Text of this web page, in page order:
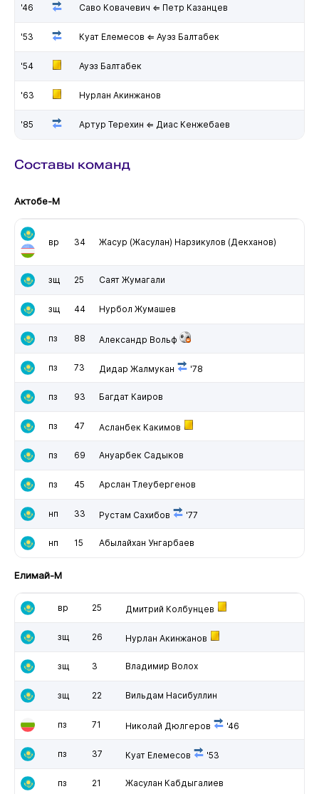
'46 Саво Ковачевич ⇐ Петр Казанцев
'53 Куат Елемесов ⇐ Ауэз Балтабек
'54 Ауэз Балтабек
'63 Нурлан Акинжанов
'85 Артур Терехин ⇐ Диас Кенжебаев
Составы команд
Актобе-М
вр 34 Жасур (Жасулан) Нарзикулов (Декханов)
зщ 25 Саят Жумагали
зщ 44 Нурбол Жумашев
пз 88 Александр Вольф
пз 73 Дидар Жалмукан '78
пз 93 Багдат Каиров
пз 47 Асланбек Какимов
пз 69 Ануарбек Садыков
пз 45 Арслан Тлеубергенов
нп 33 Рустам Сахибов '77
нп 15 Абылайхан Унгарбаев
Елимай-М
вр 25 Дмитрий Колбунцев
зщ 26 Нурлан Акинжанов
зщ 3 Владимир Волох
зщ 22 Вильдам Насибуллин
пз 71 Николай Дюлгеров '46
пз 37 Куат Елемесов '53
пз 21 Жасулан Кабдыгалиев